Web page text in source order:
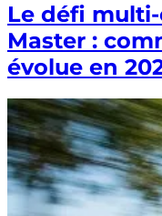
Le défi
Master :
évolue en